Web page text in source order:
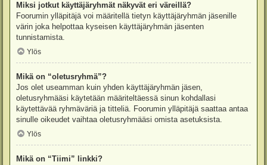
Miksi jotkut käyttäjäryhmät näkyvät eri väreillä?
Foorumin ylläpitäjä voi määritellä tietyn käyttäjäryhmän jäsenille
värin joka helpottaa kyseisen käyttäjäryhmän jäsenten
tunnistamista.
Ylös
Mikä on “oletusryhmä”?
Jos olet useamman kuin yhden käyttäjäryhmän jäsen,
oletusryhmääsi käytetään määriteltäessä sinun kohdallasi
käytettävää ryhmäväriä ja titteliä. Foorumin ylläpitäjä saattaa antaa
sinulle oikeudet vaihtaa oletusryhmääsi omista asetuksista.
Ylös
Mikä on “Tiimi” linkki?